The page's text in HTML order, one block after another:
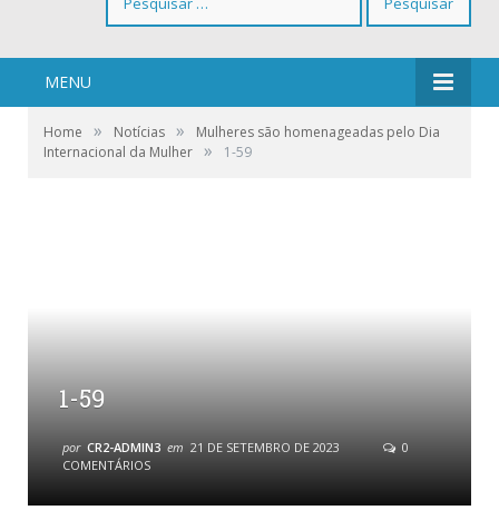
por:
MENU
Home » Notícias »
Mulheres são homenageadas pelo Dia
Internacional da Mulher » 1-59
1-59
por CR2-ADMIN3 em 21 DE SETEMBRO DE 2023
0
COMENTÁRIOS